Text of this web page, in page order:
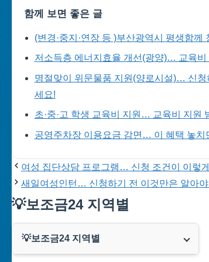
함께 보면 좋은 글
(변경·중지·연장 등 )부산광역시 평생함
저소득층 에너지효율 개선(광양)… 교육
명절맞이 위문물품 지원(양로시설)… 신
세요!
초·중·고 학생 교육비 지원… 교육비 지원
공영주차장 이용요금 감면… 이 혜택 놓치
여성 집단상담 프로그램… 신청 조건이 이렇
새일여성인턴… 신청하기 전 이것만은 알아
💡보조금24 지역별
💡보조금24 지역별